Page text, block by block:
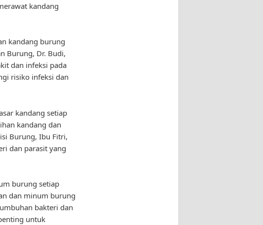
kandang
kandang burung
Burung, Dr. Budi,
dan infeksi pada
risiko infeksi dan
kandang setiap
kandang dan
Burung, Ibu Fitri,
dan parasit yang
burung setiap
dan minum burung
bakteri dan
untuk